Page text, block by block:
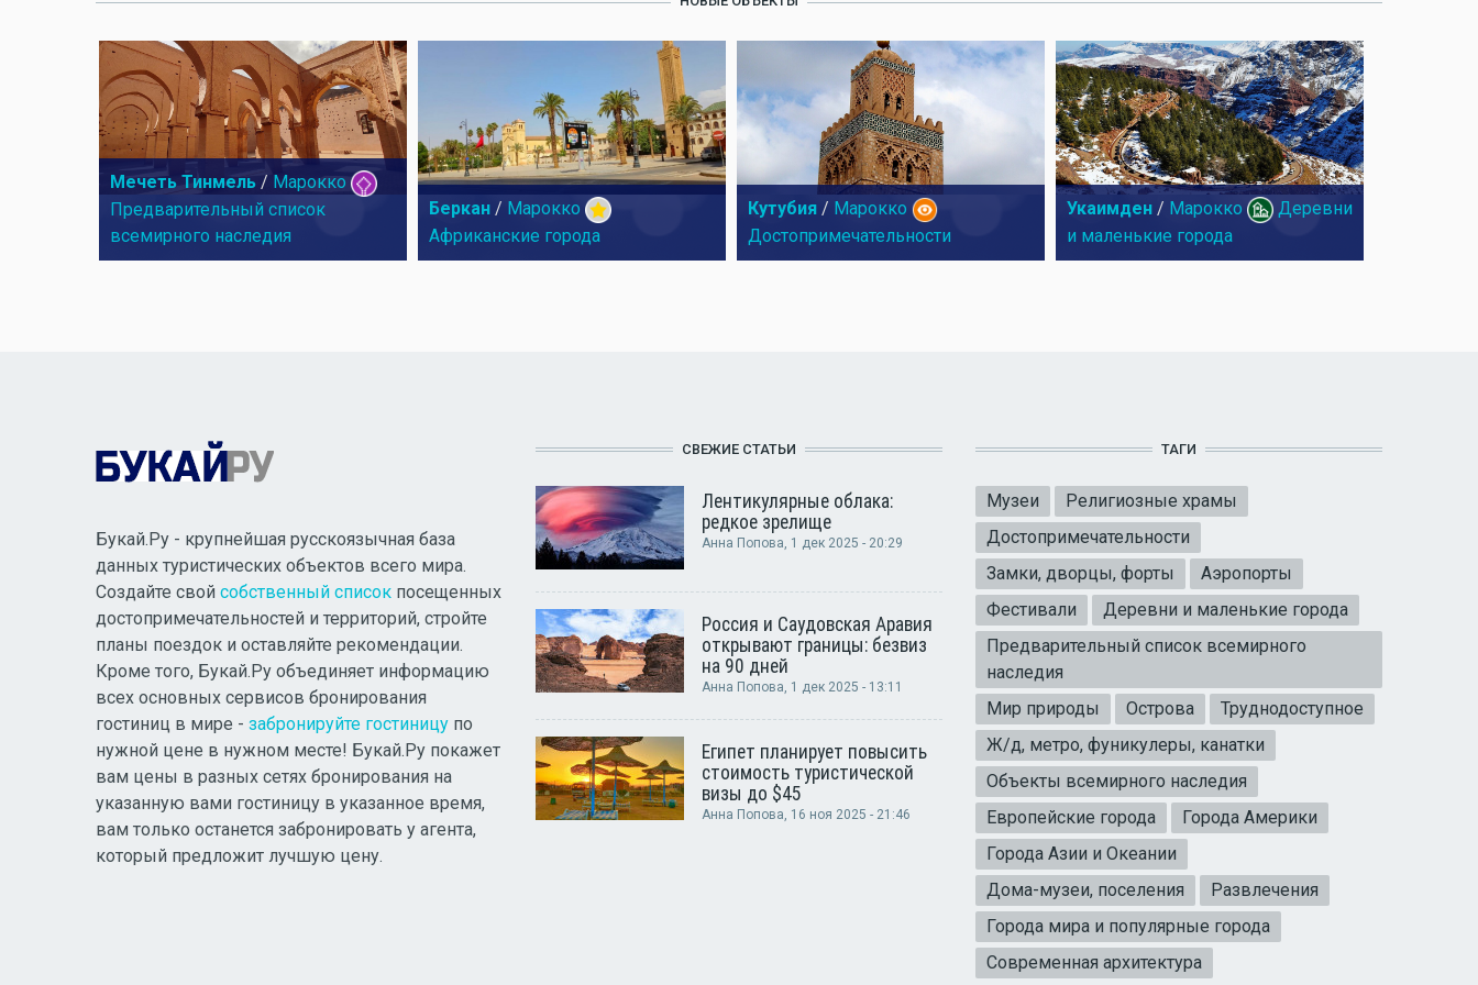
Мечеть Тинмель / Марокко
Предварительный список
всемирного наследия
Беркан / Марокко
Африканские города
Кутубия / Марокко
Достопримечательности
Укаимден / Марокко
Деревни
и маленькие города
Букай.Ру - крупнейшая русскоязычная база
данных туристических объектов всего мира.
Создайте свой собственный список посещенных
достопримечательностей и территорий, стройте
планы поездок и оставляйте рекомендации.
Кроме того, Букай.Ру объединяет информацию
всех основных сервисов бронирования
гостиниц в мире - забронируйте гостиницу по
нужной цене в нужном месте! Букай.Ру покажет
вам цены в разных сетях бронирования на
указанную вами гостиницу в указанное время,
вам только останется забронировать у агента,
который предложит лучшую цену.
СВЕЖИЕ СТАТЬИ
Лентикулярные облака:
редкое зрелище
Анна Попова, 1 дек 2025 - 20:29
Россия и Саудовская Аравия
открывают границы: безвиз
на 90 дней
Анна Попова, 1 дек 2025 - 13:11
Египет планирует повысить
стоимость туристической
визы до $45
Анна Попова, 16 ноя 2025 - 21:46
ТАГИ
Музеи
Религиозные храмы
Достопримечательности
Замки, дворцы, форты
Аэропорты
Фестивали
Деревни и маленькие города
Предварительный список всемирного
наследия
Мир природы
Острова
Труднодоступное
Ж/д, метро, фуникулеры, канатки
Объекты всемирного наследия
Европейские города
Города Америки
Города Азии и Океании
Дома-музеи, поселения
Развлечения
Города мира и популярные города
Современная архитектура